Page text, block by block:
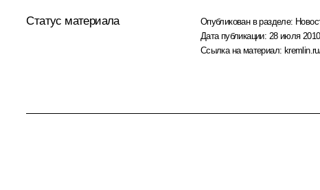
Статус материала Опубликован в разделе:
Дата публикации: 28 июля
Ссылка на материал: